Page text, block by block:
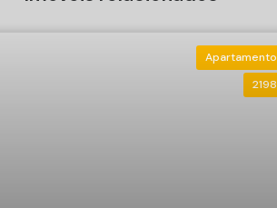
Apartamento
2198